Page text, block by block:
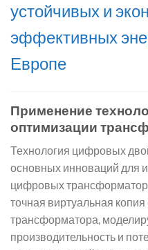
устойчивых и
эффективных
Европе
Применение
оптимизации
Технология цифровых
основных инноваций для
цифровых
точная виртуальная
трансформатора,
производительность и